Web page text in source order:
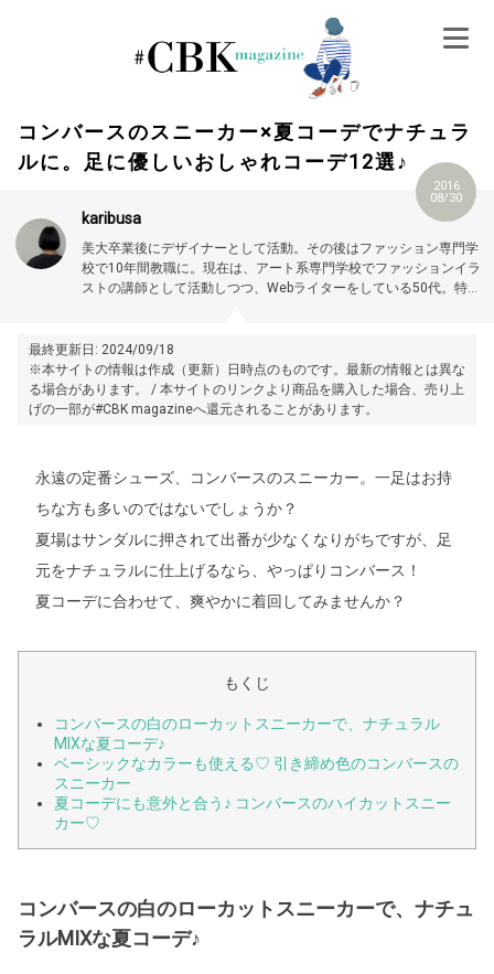
コンバースのスニーカー×夏コーデでナチュラ
ルに。足に優しいおしゃれコーデ12選♪
2016
08/30
karibusa
美大卒業後にデザイナーとして活動。その後はファッション専門学
校で10年間教職に。現在は、アート系専門学校でファッションイラ
ストの講師として活動しつつ、Webライターをしている50代。特に
最終更新日: 2024/09/18
※本サイトの情報は作成（更新）日時点のものです。最新の情報とは異な
る場合があります。 / 本サイトのリンクより商品を購入した場合、売り上
げの一部が#CBK magazineへ還元されることがあります。
永遠の定番シューズ、コンバースのスニーカー。一足はお持
ちな方も多いのではないでしょうか？
夏場はサンダルに押されて出番が少なくなりがちですが、足
元をナチュラルに仕上げるなら、やっぱりコンバース！
夏コーデに合わせて、爽やかに着回してみませんか？
もくじ
コンバースの白のローカットスニーカーで、ナチュラル
MIXな夏コーデ♪
ベーシックなカラーも使える♡ 引き締め色のコンバースの
スニーカー
夏コーデにも意外と合う♪ コンバースのハイカットスニー
カー♡
コンバースの白のローカットスニーカーで、ナチュ
ラルMIXな夏コーデ♪